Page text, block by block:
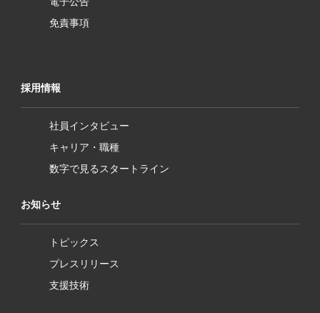
免責事項
採用情報
社員インタビュー
キャリア・職種
数字で見るスタートライン
お知らせ
トピックス
プレスリリース
支援技術